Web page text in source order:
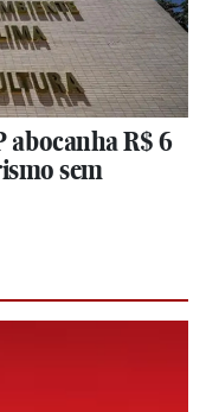
abocanha R$ 6
sem